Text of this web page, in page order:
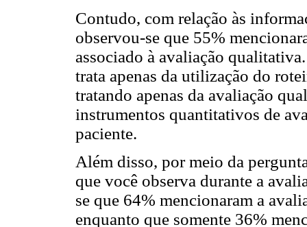
Contudo, com relação às
observou-se que 55%
associado à avaliação
trata apenas da utilização do
tratando apenas da avaliação
instrumentos quantitativos de
paciente.
Além disso, por meio da
que você observa durante a
se que 64% mencionaram a
enquanto que somente 36%